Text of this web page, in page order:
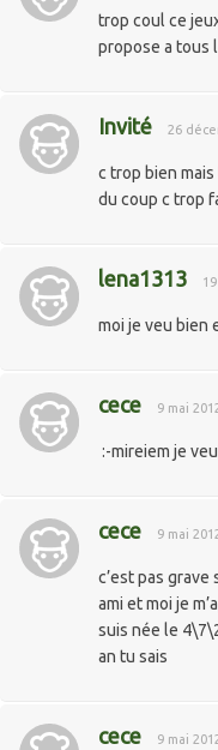
trop coul ce
propose a tous
Invité 26
c trop bien
du coup c trop
lena1313
moi je veu bien
cece 9 mai
:-mireiem je
cece 9 mai
c’est pas grave
ami et moi je
suis née le
an tu sais
cece 9 mai